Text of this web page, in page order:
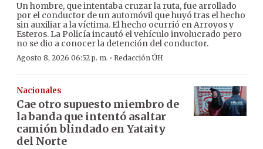
Un hombre, que intentaba cruzar la ruta, fue arrollado
por el conductor de un automóvil que huyó tras el hecho
sin auxiliar a la víctima. El hecho ocurrió en Arroyos y
Esteros. La Policía incautó el vehículo involucrado pero
no se dio a conocer la detención del conductor.
Agosto 8, 2026 06:52 p. m. · Redacción ÚH
Nacionales
Cae otro supuesto miembro de
la banda que intentó asaltar
camión blindado en Yataity
del Norte